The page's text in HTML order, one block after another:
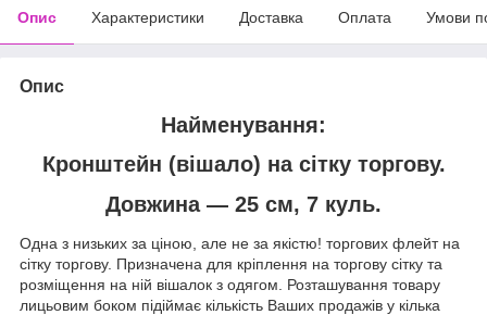
Опис Характеристики Доставка Оплата Умови
Опис
Найменування:
Кронштейн (вішало) на сітку торгову.
Довжина — 25 см, 7 куль.
Одна з низьких за ціною, але не за якістю! торгових флейт на
сітку торгову. Призначена для кріплення на торгову сітку та
розміщення на ній вішалок з одягом. Розташування товару
лицьовим боком підіймає кількість Ваших продажів у кілька